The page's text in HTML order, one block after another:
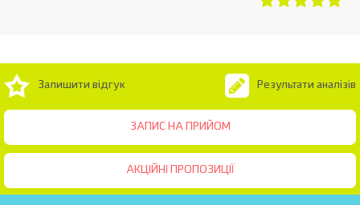
ЗАПИС НА ПРИЙОМ
Залишити відгук Результати аналізів
АКЦІЙНІ ПРОПОЗИЦІЇ